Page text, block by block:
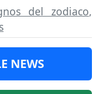
del zodiaco,
NEWS